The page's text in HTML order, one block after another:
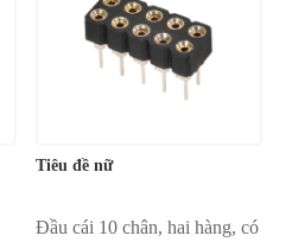
Tiêu đề nữ
Đầu cái 10 chân, hai hàng, có